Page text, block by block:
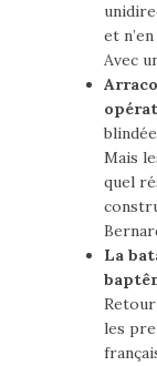
et
Avec
Mais
quel
La
les